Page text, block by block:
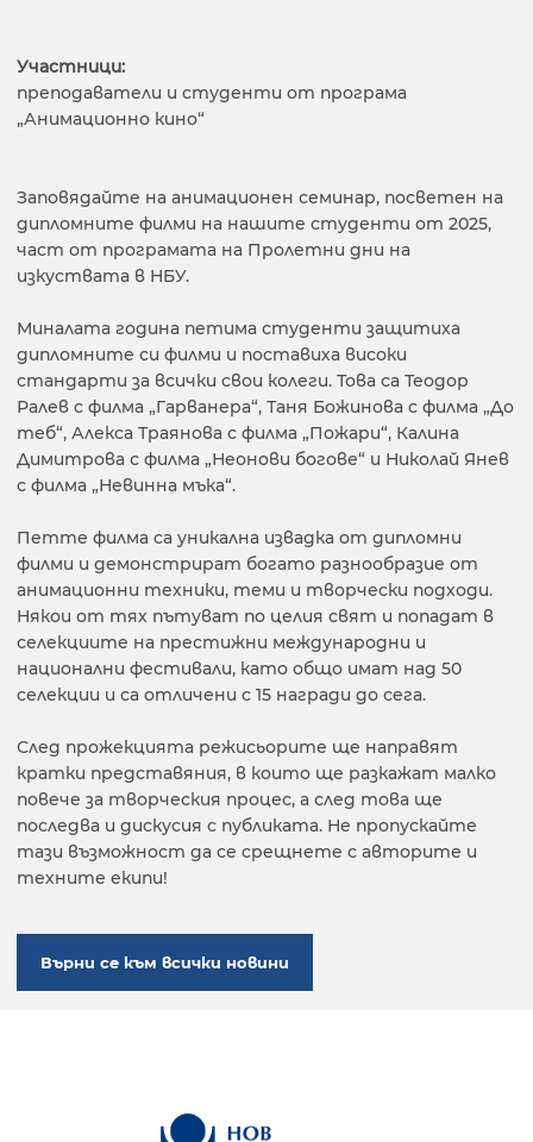
Участници:
преподаватели и студенти от програма
„Анимационно кино“
Заповядайте на анимационен семинар, посветен на
дипломните филми на нашите студенти от 2025,
част от програмата на Пролетни дни на
изкуствата в НБУ.
Миналата година петима студенти защитиха
дипломните си филми и поставиха високи
стандарти за всички свои колеги. Това са Теодор
Ралев с филма „Гарванера“, Таня Божинова с филма „До
теб“, Алекса Траянова с филма „Пожари“, Калина
Димитрова с филма „Неонови богове“ и Николай Янев
с филма „Невинна мъка“.
Петте филма са уникална извадка от дипломни
филми и демонстрират богато разнообразие от
анимационни техники, теми и творчески подходи.
Някои от тях пътуват по целия свят и попадат в
селекциите на престижни международни и
национални фестивали, като общо имат над 50
селекции и са отличени с 15 награди до сега.
След прожекцията режисьорите ще направят
кратки представяния, в които ще разкажат малко
повече за творческия процес, а след това ще
последва и дискусия с публиката. Не пропускайте
тази възможност да се срещнете с авторите и
техните екипи!
Върни се към всички новини